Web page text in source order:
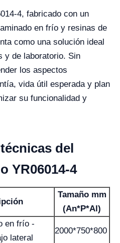
4, fabricado con un
en frío y resinas de
como una solución ideal
y de laboratorio. Sin
los aspectos
vida útil esperada y plan
su funcionalidad y
del
YR06014-4
Tamaño mm
(An*P*Al)
en frío -
lateral
2000*750*800